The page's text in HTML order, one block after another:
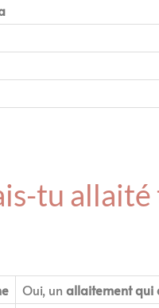
tu allaité
Oui, un allaitement qui